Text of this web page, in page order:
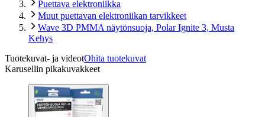
Puettava elektroniikka
Muut puettavan elektroniikan tarvikkeet
Wave 3D PMMA näytönsuoja, Polar Ignite 3, Musta
Kehys
Tuotekuvat- ja videotOhita tuotekuvat
Karusellin pikakuvakkeet